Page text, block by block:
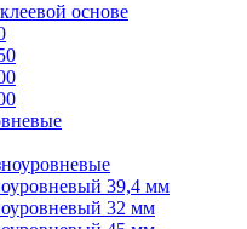
основе
39,4 мм
32 мм